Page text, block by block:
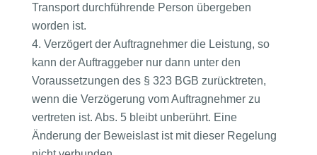
Transport durchführende Person übergeben
worden ist.
Verzögert der Auftragnehmer die Leistung, so
kann der Auftraggeber nur dann unter den
Voraussetzungen des § 323 BGB zurücktreten,
wenn die Verzögerung vom Auftragnehmer zu
vertreten ist. Abs. 5 bleibt unberührt. Eine
Änderung der Beweislast ist mit dieser Regelung